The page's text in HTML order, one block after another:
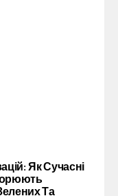
Як Сучасні
Та